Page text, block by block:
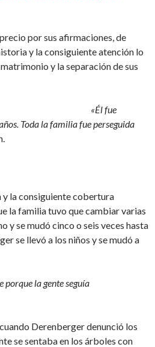
por sus afirmaciones, de
y la consiguiente atención lo
y la separación de sus
«Él fue
Toda la familia fue perseguida
y la consiguiente cobertura
la familia tuvo que cambiar varias
y se mudó cinco o seis veces hasta
se llevó a los niños y se mudó a
porque la gente seguía
Derenberger denunció los
se sentaba en los árboles con